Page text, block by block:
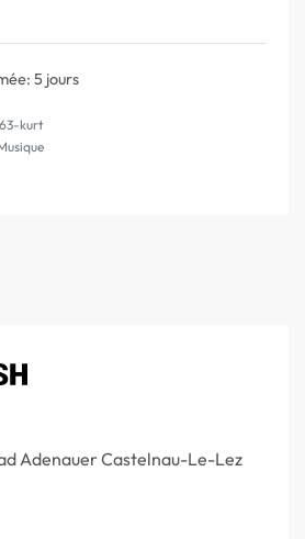
5 jours
kurt
Adenauer Castelnau-Le-Lez